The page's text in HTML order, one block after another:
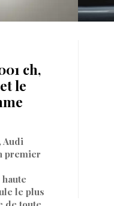
ch,
le
Audi
premier
le plus